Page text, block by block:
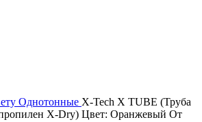
Однотонные X-Tech X TUBE (Труба
X-Dry) Цвет: Оранжевый От